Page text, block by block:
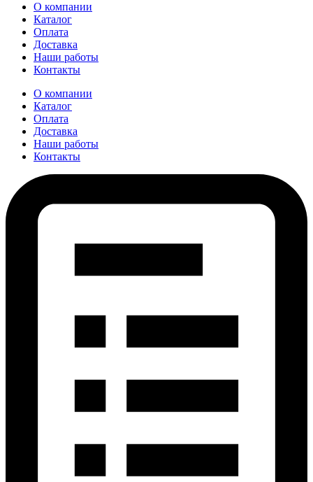
О компании
Каталог
Оплата
Доставка
Наши работы
Контакты
О компании
Каталог
Оплата
Доставка
Наши работы
Контакты